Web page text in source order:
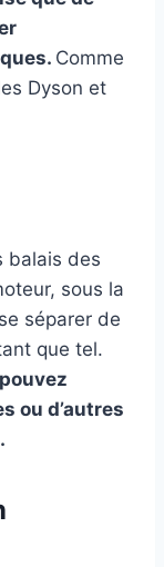
Comme
Dyson et
balais des
sous la
séparer de
que tel.
ou d’autres